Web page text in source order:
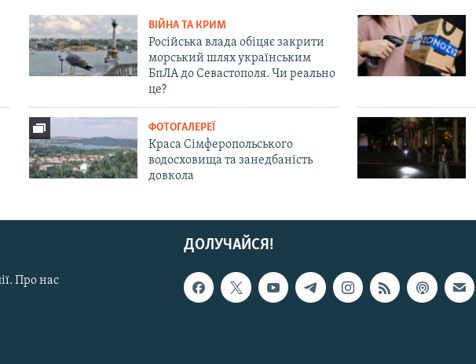
ВІЙНА ТА КРИМ
Російська влада обіцяє закрити
морський шлях українським
БпЛА до Севастополя. Чи реально
це?
ФОТОГАЛЕРЕЇ
Краса Сімферопольського
водосховища та занедбаність
довкола
ДОЛУЧАЙСЯ!
Про нас